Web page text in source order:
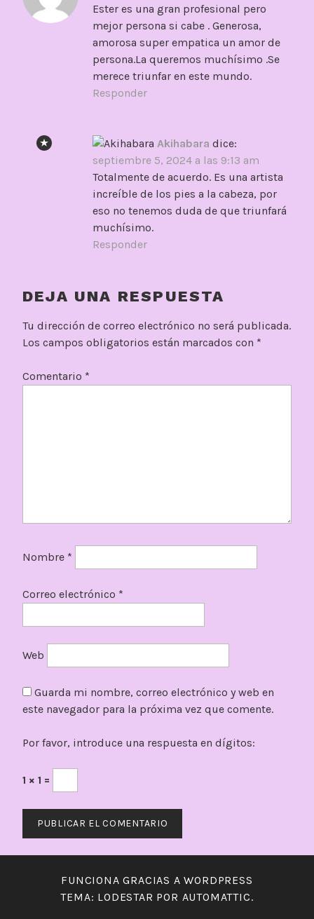
Ester es una gran profesional pero
mejor persona si cabe . Generosa,
amorosa super empatica un amor de
persona.La queremos muchísimo .Se
merece triunfar en este mundo.
Responder
Akihabara dice:
septiembre 5, 2024 a las 9:13 am
Totalmente de acuerdo. Es una artista
increíble de los pies a la cabeza, por
eso no tenemos duda de que triunfará
muchísimo.
Responder
DEJA UNA RESPUESTA
Tu dirección de correo electrónico no será publicada.
Los campos obligatorios están marcados con *
Comentario *
Nombre *
Correo electrónico *
Web
Guarda mi nombre, correo electrónico y web en
este navegador para la próxima vez que comente.
Por favor, introduce una respuesta en dígitos:
1 × 1 =
FUNCIONA GRACIAS A WORDPRESS
TEMA: LODESTAR POR AUTOMATTIC.